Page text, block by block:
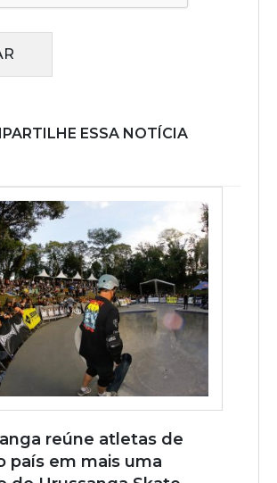
ESSA NOTÍCIA
reúne atletas de
país em mais uma